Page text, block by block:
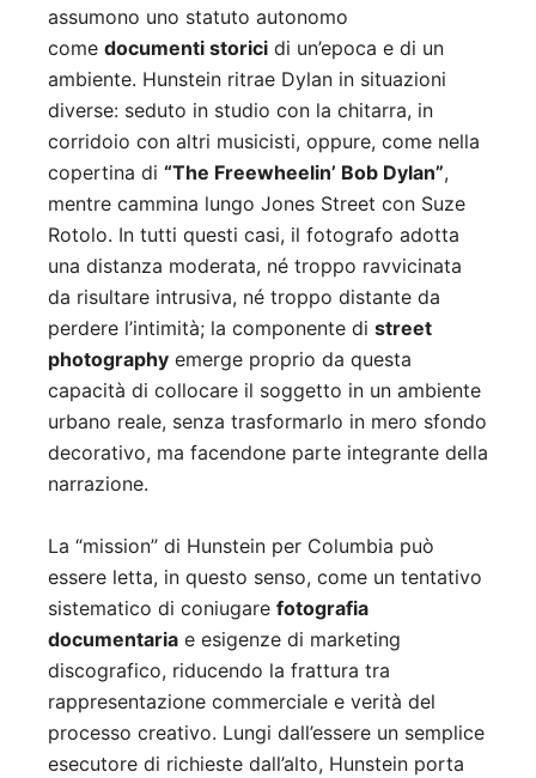
assumono uno statuto autonomo
come documenti storici di un’epoca e di un
ambiente. Hunstein ritrae Dylan in situazioni
diverse: seduto in studio con la chitarra, in
corridoio con altri musicisti, oppure, come nella
copertina di “The Freewheelin’ Bob Dylan”,
mentre cammina lungo Jones Street con Suze
Rotolo. In tutti questi casi, il fotografo adotta
una distanza moderata, né troppo ravvicinata
da risultare intrusiva, né troppo distante da
perdere l’intimità; la componente di street
photography emerge proprio da questa
capacità di collocare il soggetto in un ambiente
urbano reale, senza trasformarlo in mero sfondo
decorativo, ma facendone parte integrante della
narrazione.
La “mission” di Hunstein per Columbia può
essere letta, in questo senso, come un tentativo
sistematico di coniugare fotografia
documentaria e esigenze di marketing
discografico, riducendo la frattura tra
rappresentazione commerciale e verità del
processo creativo. Lungi dall’essere un semplice
esecutore di richieste dall’alto, Hunstein porta